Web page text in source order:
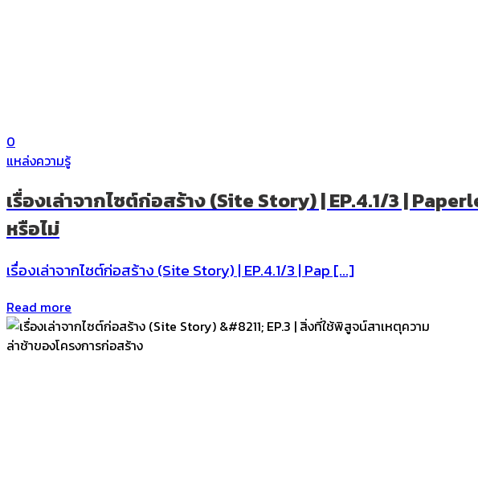
0
แหล่งความรู้
เรื่องเล่าจากไซต์ก่อสร้าง (Site Story) | EP.4.1/3 |
หรือไม่
เรื่องเล่าจากไซต์ก่อสร้าง (Site Story) | EP.4.1/3 | Pap […]
Read more